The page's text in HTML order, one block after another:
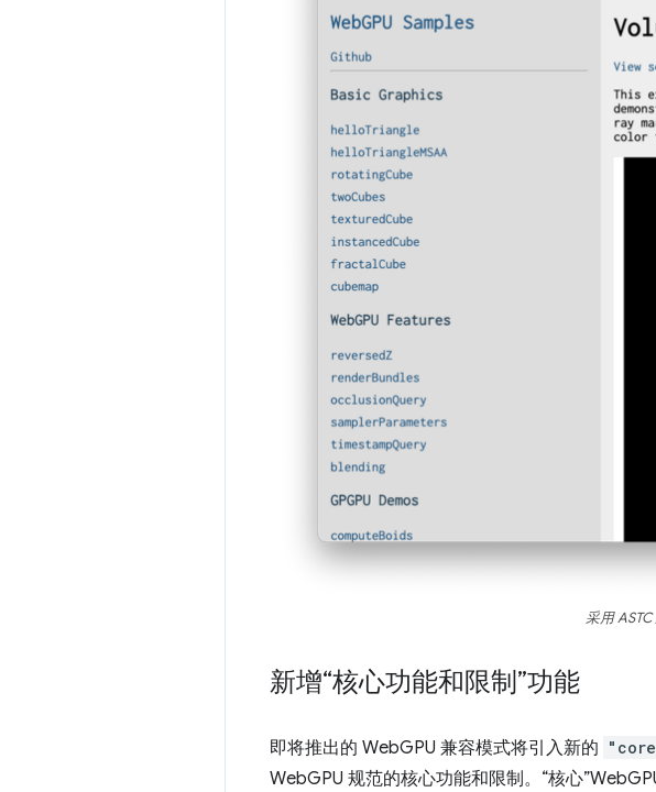
采用
新增“核心功能和限制”功能
即将推出的 WebGPU 兼容模式将引入新的
WebGPU 规范的核心功能和限制。“核心